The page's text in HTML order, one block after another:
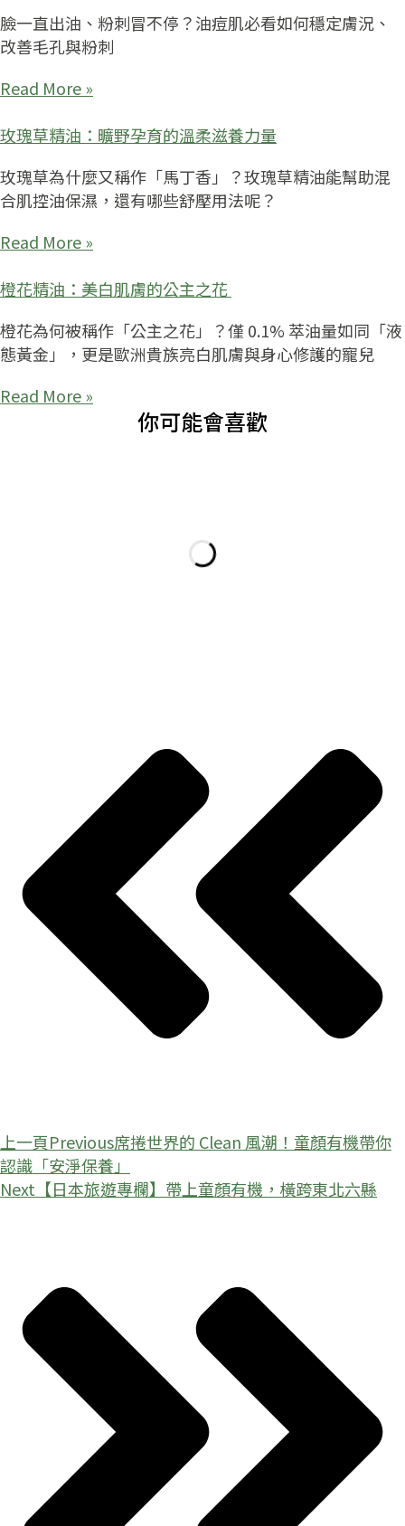
臉一直出油、粉刺冒不停？油痘肌必看如何穩定膚況、
改善毛孔與粉刺
Read More »
玫瑰草精油：曠野孕育的溫柔滋養力量
玫瑰草為什麼又稱作「馬丁香」？玫瑰草精油能幫助混
合肌控油保濕，還有哪些舒壓用法呢？
Read More »
橙花精油：美白肌膚的公主之花
橙花為何被稱作「公主之花」？僅 0.1% 萃油量如同「液
態黃金」，更是歐洲貴族亮白肌膚與身心修護的寵兒
Read More »
你可能會喜歡
上一頁Previous席捲世界的 Clean 風潮！童顏有機帶你
認識「安淨保養」
Next 【日本旅遊專欄】帶上童顏有機，橫跨東北六縣